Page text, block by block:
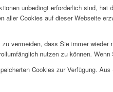
unbedingt erforderlich sind,
Cookies auf dieser Webseite
vermeiden, dass Sie immer
nutzen zu können.
Cookies zur Verfügung.